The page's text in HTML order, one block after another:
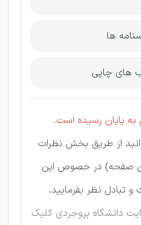
ها
های چاپی
پایان رسیده است.
از طریق بخش نظرات
صفحه) در خصوص این
تبادل نظر بفرمایید.
دانشگاه بروجردیکلیک